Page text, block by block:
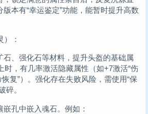
本有“幸运鉴定”功能，能暂时提升高数
）：
石、强化石等材料，提升头盔的基础属
时，有几率激活隐藏属性（如+7激活“伤
复”）。强化存在失败风险，需使用“保
碎。
孔中嵌入魂石。例如：